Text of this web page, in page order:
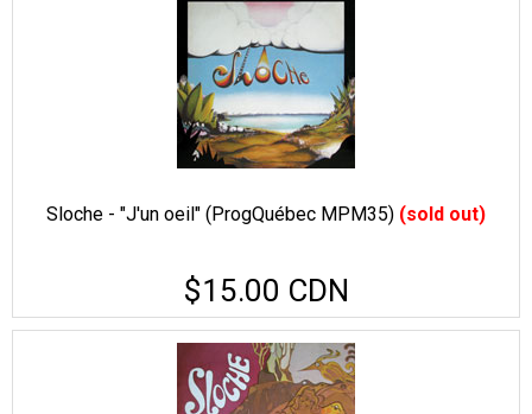
Sloche - "J'un oeil" (ProgQuébec MPM35) (sold out)
$15.00 CDN